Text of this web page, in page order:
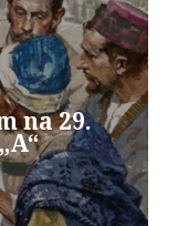
na 29.